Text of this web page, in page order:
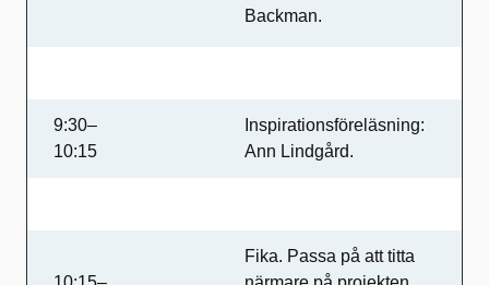
Backman.
9:30–
10:15
Inspirationsföreläsning:
Ann Lindgård.
Fika. Passa på att titta